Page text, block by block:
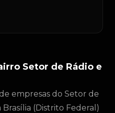
Setor de Rádio e
empresas do Setor de
(Distrito Federal)